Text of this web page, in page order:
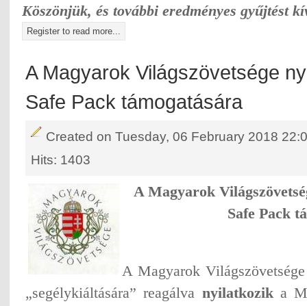
Köszönjük, és további eredményes gyűjtést
Register to read more...
A Magyarok Világszövetsége
Safe Pack támogatására
Created on Tuesday, 06 February 2018
Hits: 1403
A Magyarok
Safe Pack
A Magyarok
„segélykiáltására” reagálva nyilatkozika